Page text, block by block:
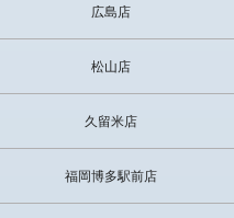
広島店
松山店
久留米店
福岡博多駅前店